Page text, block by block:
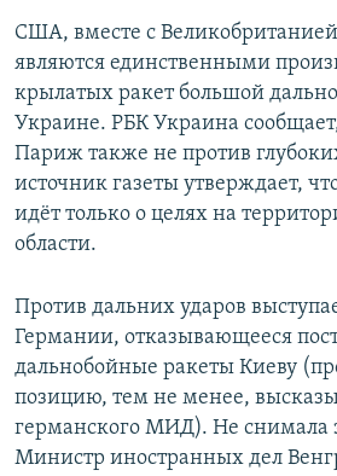
США, вместе с
являются единственными
крылатых ракет большой
Украине. РБК Украина
Париж также не против
источник газеты утверждает,
идёт только о целях на
области.
Против дальних ударов
Германии, отказывающееся
дальнобойные ракеты Киеву
позицию, тем не менее,
германского МИД). Не снимала
Министр иностранных дел